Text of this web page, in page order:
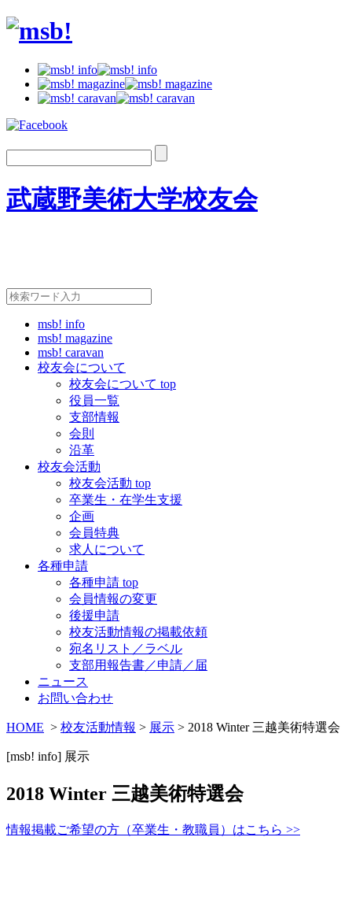
武蔵野美術大学校友会
msb! info
msb! magazine
msb! caravan
校友会について
校友会について top
役員一覧
支部情報
会則
沿革
校友会活動
校友会活動 top
卒業生・在学生支援
企画
会員特典
求人について
各種申請
各種申請 top
会員情報の変更
後援申請
校友活動情報の掲載依頼
宛名リスト／ラベル
支部用報告書／申請／届
ニュース
お問い合わせ
HOME > 校友活動情報 > 展示 > 2018 Winter 三越美術特選会
[msb! info] 展示
2018 Winter 三越美術特選会
情報掲載ご希望の方（卒業生・教職員）はこちら >>